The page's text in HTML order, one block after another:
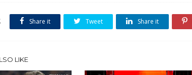
Share it Tweet Share it
LIKE